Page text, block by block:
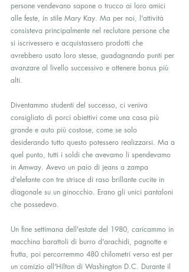
persone vendevano sapone o trucco ai loro amici
alle feste, in stile Mary Kay. Ma per noi, l'attività
consisteva principalmente nel reclutare persone che
si iscrivessero e acquistassero prodotti che
avrebbero usato loro stesse, guadagnando punti per
avanzare al livello successivo e ottenere bonus più
alti.
Diventammo studenti del successo, ci veniva
consigliato di porci obiettivi come una casa più
grande e auto più costose, come se solo
desiderando tutto questo potessero realizzarsi. Ma a
quel punto, tutti i soldi che avevamo li spendevamo
in Amway. Avevo un paio di jeans a zampa
d'elefante con tre strisce di raso brillante cucite in
diagonale su un ginocchio. Erano gli unici pantaloni
che possedevo.
Un fine settimana dell'estate del 1980, caricammo in
macchina barattoli di burro d'arachidi, pagnotte e
frutta, poi percorremmo 480 chilometri verso est per
un comizio all'Hilton di Washington D.C. Durante il